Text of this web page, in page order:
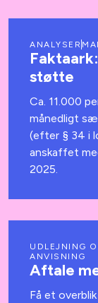
ANALYSER
støtte
Ca. 11.000
månedligt
(efter § 34 i
anskaffet
2025.
UDLEJNING
ANVISNING
Aftale
Få et